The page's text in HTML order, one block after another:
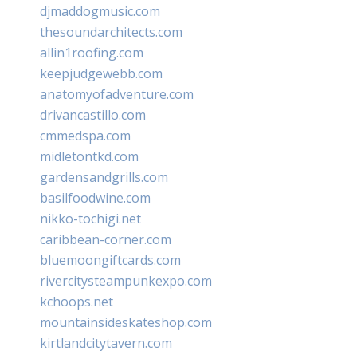
djmaddogmusic.com
thesoundarchitects.com
allin1roofing.com
keepjudgewebb.com
anatomyofadventure.com
drivancastillo.com
cmmedspa.com
midletontkd.com
gardensandgrills.com
basilfoodwine.com
nikko-tochigi.net
caribbean-corner.com
bluemoongiftcards.com
rivercitysteampunkexpo.com
kchoops.net
mountainsideskateshop.com
kirtlandcitytavern.com